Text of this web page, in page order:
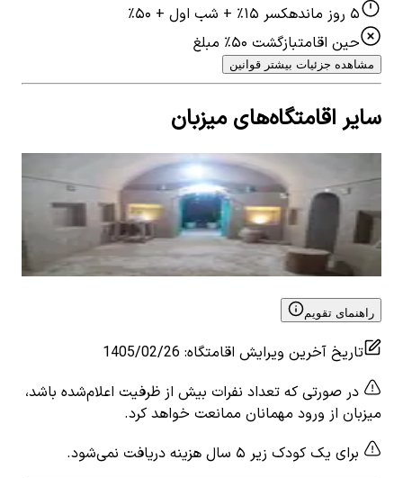
۵ روز مانده
کسر ۱۵٪ + شب اول + ۵۰٪
حین اقامتبازگشت ۵۰٪ مبلغ
مشاهده جزئیات بیشتر قوانین
سایر اقامتگاه‌های میزبان
اجاره اقامتگاه سنتی در میبد یزد - زندگی
0 اتاق خواب4 نفر
۹۰۰٬۰۰۰
تومان
View details for
اجاره اقامتگاه سنتی در میبد یزد - زندگی
راهنمای تقویم
تاریخ آخرین ویرایش اقامتگاه:
1405/02/26
در صورتی که تعداد نفرات بیش از ظرفیت اعلام‌شده باشد،
میزبان از ورود مهمانان ممانعت خواهد کرد.
برای یک کودک زیر ۵ سال هزینه دریافت نمی‌شود.